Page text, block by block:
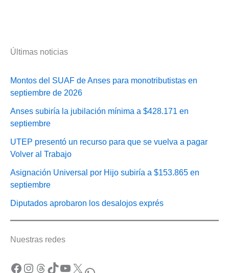
Últimas noticias
Montos del SUAF de Anses para monotributistas en
septiembre de 2026
Anses subiría la jubilación mínima a $428.171 en
septiembre
UTEP presentó un recurso para que se vuelva a pagar
Volver al Trabajo
Asignación Universal por Hijo subiría a $153.865 en
septiembre
Diputados aprobaron los desalojos exprés
Nuestras redes
Facebook Instagram Threads TikTok YouTube X